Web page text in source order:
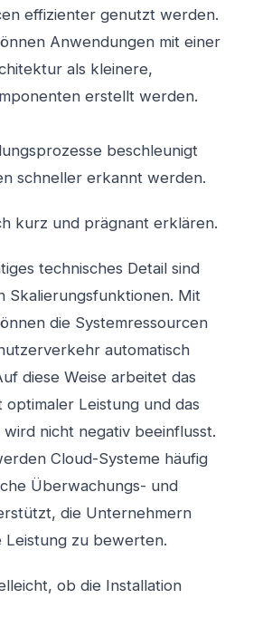
effizienter genutzt werden.
Anwendungen mit einer
als kleinere,
erstellt werden.
beschleunigt
schneller erkannt werden.
kurz und prägnant erklären.
technisches Detail sind
Skalierungsfunktionen. Mit
die Systemressourcen
automatisch
diese Weise arbeitet das
optimaler Leistung und das
nicht negativ beeinflusst.
Cloud-Systeme häufig
Überwachungs- und
die Unternehmern
Leistung zu bewerten.
ob die Installation